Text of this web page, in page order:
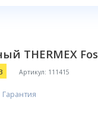
THERMEX
Артикул: 111415
Гарантия